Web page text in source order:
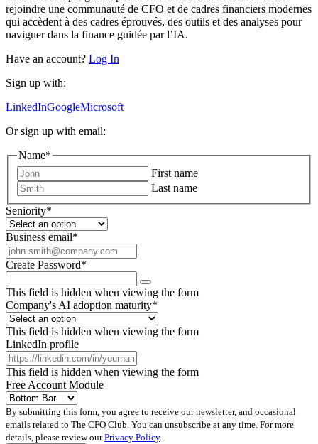
rejoindre une communauté de CFO et de cadres financiers modernes
qui accèdent à des cadres éprouvés, des outils et des analyses pour
naviguer dans la finance guidée par l’IA.
Have an account? Log In
Sign up with:
LinkedInGoogleMicrosoft
Or sign up with email:
Name*
First name
Last name
Seniority*
Business email*
Create Password*
This field is hidden when viewing the form
Company's AI adoption maturity*
This field is hidden when viewing the form
LinkedIn profile
This field is hidden when viewing the form
Free Account Module
By submitting this form, you agree to receive our newsletter, and occasional
emails related to The CFO Club. You can unsubscribe at any time. For more
details, please review ourPrivacy Policy.